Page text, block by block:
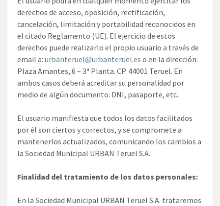
derechos de acceso, oposición, rectificación,
cancelación, limitación y portabilidad reconocidos en
el citado Reglamento (UE). El ejercicio de estos
derechos puede realizarlo el propio usuario a través de
email a: urbanteruel@urbanteruel.es o en la dirección:
Plaza Amantes, 6 – 3ª Planta. CP. 44001 Teruel. En
ambos casos deberá acreditar su personalidad por
medio de algún documento: DNI, pasaporte, etc.
El usuario manifiesta que todos los datos facilitados
por él son ciertos y correctos, y se compromete a
mantenerlos actualizados, comunicando los cambios a
la Sociedad Municipal URBAN Teruel S.A.
Finalidad del tratamiento de los datos personales:
En la Sociedad Municipal URBAN Teruel S.A. trataremos